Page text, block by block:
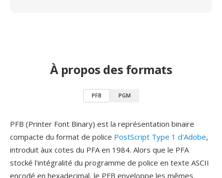
À propos des formats
PFB PGM
PFB (Printer Font Binary) est la représentation binaire
compacte du format de police PostScript Type 1 d'Adobe,
introduit àux cotes du PFA en 1984. Alors que le PFA
stocké l'intégralité du programme de police en texte ASCII
encodé en hexadecimal, le PFB enveloppe les mêmes